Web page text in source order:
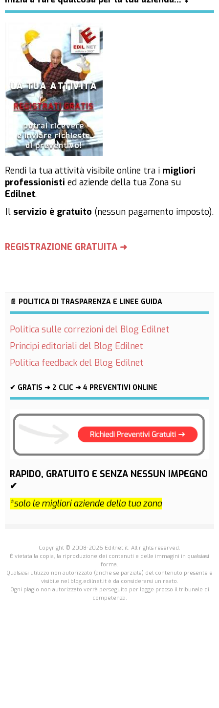
Rendi la tua attività visibile online tra i migliori
professionisti ed aziende della tua Zona su
Edilnet.
Il servizio è gratuito (nessun pagamento imposto).
REGISTRAZIONE GRATUITA ➜
📄 POLITICA DI TRASPARENZA E LINEE GUIDA
Politica sulle correzioni del Blog Edilnet
Principi editoriali del Blog Edilnet
Politica feedback del Blog Edilnet
✔ GRATIS ➜ 2 CLIC ➜ 4 PREVENTIVI ONLINE
RAPIDO, GRATUITO E SENZA NESSUN IMPEGNO
✔
*solo le migliori aziende della tua zona
Copyright © 2008-2026 Edilnet.it. All rights reserved.
É vietata la copia, la riproduzione dei contenuti e delle immagini in qualsiasi
forma.
Qualsiasi utilizzo non autorizzato (anche se parziale) del contenuto presente e
visibile nel blog.edilnet.it è da considerarsi un reato.
Ogni plagio non autorizzato verrà perseguito per legge presso il tribunale di
competenza.